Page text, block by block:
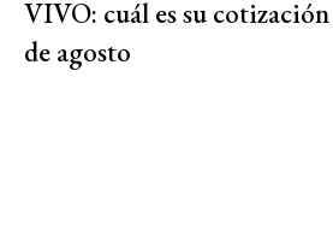
VIVO: cuál es su cotización
de agosto